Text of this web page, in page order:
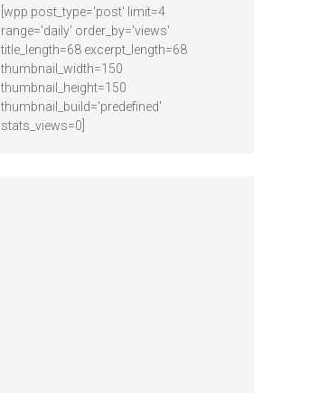
[wpp post_type='post' limit=4
range='daily' order_by='views'
title_length=68 excerpt_length=68
thumbnail_width=150
thumbnail_height=150
thumbnail_build='predefined'
stats_views=0]